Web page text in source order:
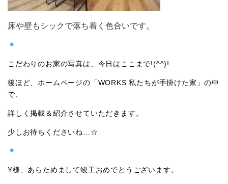
床や壁もシックで落ち着く色合いです。
こだわりのお家の写真は、今日はここまで!(^^)!
後ほど、ホームページの「WORKS 私たちが手掛けた家」の中
で、
詳しく掲載＆紹介させていただきます。
少しお待ちくださいね…☆
Y様、あらためまして竣工おめでとうございます。